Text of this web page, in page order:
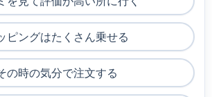
ピングはたくさん乗せる
の時の気分で注文する